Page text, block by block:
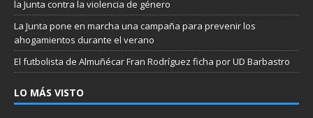
la Junta contra la violencia de género
La Junta pone en marcha una campaña para prevenir los
ahogamientos durante el verano
El futbolista de Almuñécar Fran Rodríguez ficha por UD Barbastro
LO MÁS VISTO